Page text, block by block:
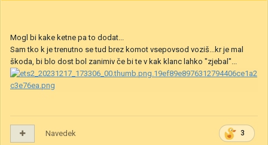
Mogl bi kake ketne pa to dodat...
Sam tko k je trenutno se tud brez komot vsepovsod voziš...kr je mal
škoda, bi blo dost bol zanimiv če bi te v kak klanc lahko "zjebal"...
3
Navedek